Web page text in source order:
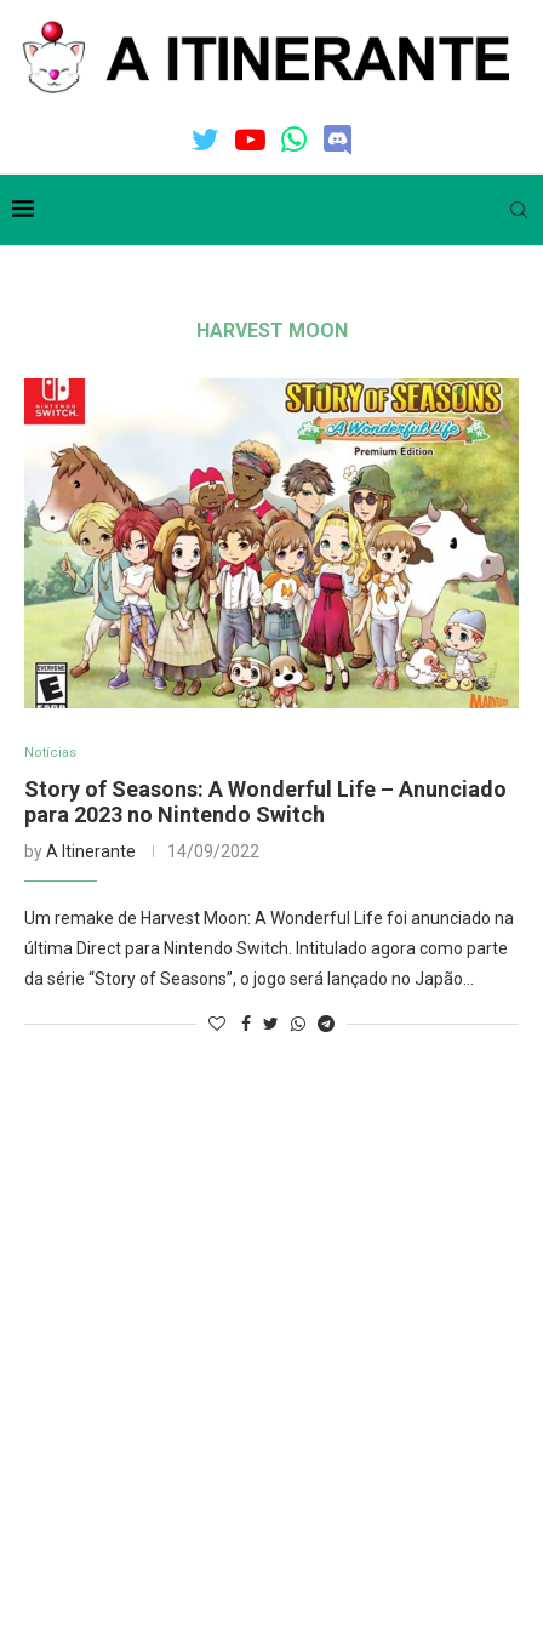
HARVEST MOON
Notícias
Story of Seasons: A Wonderful Life – Anunciado
para 2023 no Nintendo Switch
byA Itinerante 14/09/2022
Um remake de Harvest Moon: A Wonderful Life foi anunciado na
última Direct para Nintendo Switch. Intitulado agora como parte
da série “Story of Seasons”, o jogo será lançado no Japão…